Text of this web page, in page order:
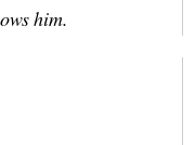
him.